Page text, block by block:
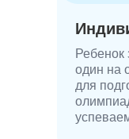
Ребенок
один на
для